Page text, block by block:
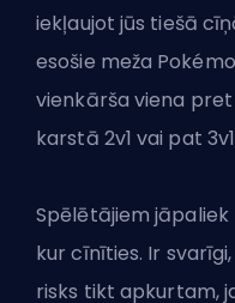
iekļaujot jūs tiešā
esošie meža
vienkārša viena
karstā 2v1 vai pat
Spēlētājiem
kur cīnīties. Ir
risks tikt apkurtam,